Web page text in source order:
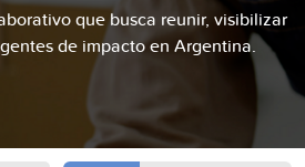
que busca reunir, visibilizar
de impacto en Argentina.